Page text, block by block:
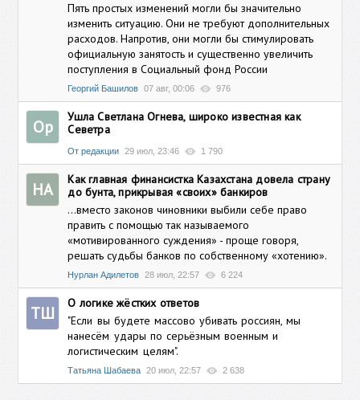
Пять простых изменений могли бы значительно
изменить ситуацию. Они не требуют дополнительных
расходов. Напротив, они могли бы стимулировать
официальную занятость и существенно увеличить
поступления в Социальный фонд России
Георгий Башилов 07 авг, 00:06 976
Ор
Ушла Светлана Огнева, широко известная как
Севетра
От редакции 29 июл, 23:46 1 790
НА
Как главная финансистка Казахстана довела страну
до бунта, прикрывая «своих» банкиров
...вместо законов чиновники выбили себе право
править с помощью так называемого
«мотивированного суждения» - проще говоря,
решать судьбы банков по собственному «хотению».
Нурлан Адилетов 28 июл, 22:57 6 224
ТШ
О логике жёстких ответов
"Если вы будете массово убивать россиян, мы
нанесём удары по серьёзным военным и
логистическим целям".
Татьяна Шабаева 20 июл, 22:57 2 638